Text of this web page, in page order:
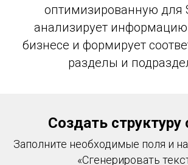
оптимизированную для
анализирует
бизнесе и формирует
разделы и
Создать структуру
Заполните необходимые поля и
«Сгенерировать